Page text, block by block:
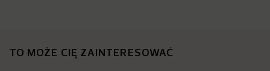
TO MOŻE CIĘ ZAINTERESOWAĆ